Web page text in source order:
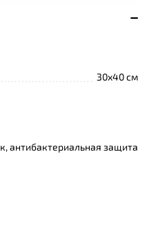
30x40 см
антибактериальная защита